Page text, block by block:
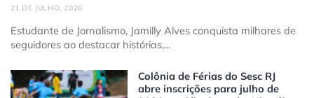
21 DE JULHO, 2026
Estudante de Jornalismo, Jamilly Alves conquista milhares de
seguidores ao destacar histórias,...
Colônia de Férias do Sesc RJ
abre inscrições para julho de